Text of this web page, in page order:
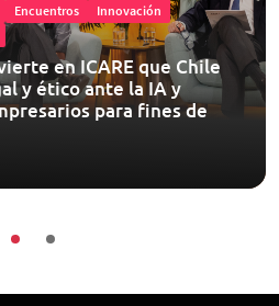
Encuentros
Innovación
en ICARE que Chile
y ético ante la IA y
para fines de